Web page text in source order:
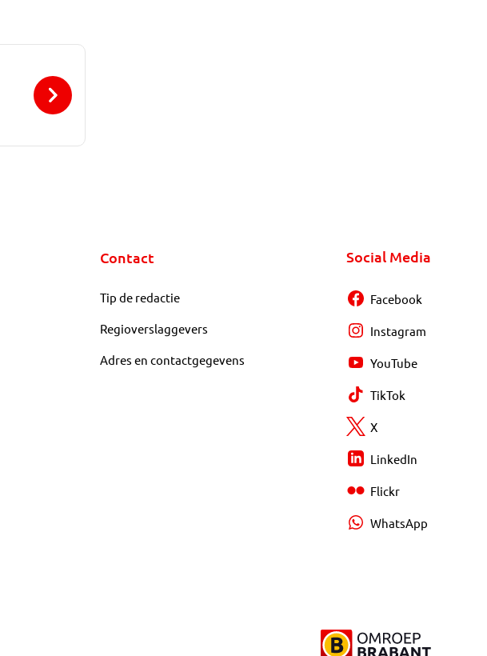
Contact
Tip de redactie
Regioverslaggevers
Adres en contactgegevens
Social Media
Facebook
Instagram
YouTube
TikTok
X
LinkedIn
Flickr
WhatsApp